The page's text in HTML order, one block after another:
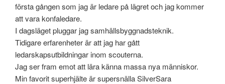
första gången som jag är ledare på lägret och jag kommer
att vara konfaledare.
I dagsläget pluggar jag samhällsbyggnadsteknik.
Tidigare erfarenheter är att jag har gått
ledarskapsutbildningar inom scouterna.
Jag ser fram emot att lära känna massa nya människor.
Min favorit superhjälte är supersnälla SilverSara